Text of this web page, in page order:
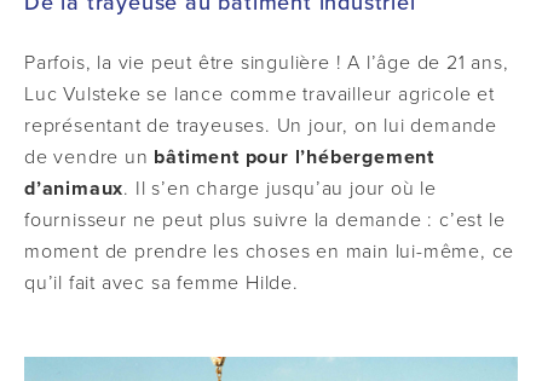
Parfois, la vie peut être singulière ! A l’âge de 21 ans,
Luc Vulsteke se lance comme travailleur agricole et
représentant de trayeuses. Un jour, on lui demande
de vendre un bâtiment pour l’hébergement
d’animaux. Il s’en charge jusqu’au jour où le
fournisseur ne peut plus suivre la demande : c’est le
moment de prendre les choses en main lui-même, ce
qu’il fait avec sa femme Hilde.